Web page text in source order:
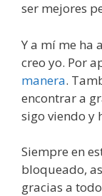
ser mejores
Y a mí me ha
creo yo. Por
manera.
encontrar a
sigo viendo y
Siempre en
bloqueado,
gracias a